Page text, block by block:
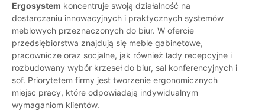
Ergosystem koncentruje swoją działalność na
dostarczaniu innowacyjnych i praktycznych systemów
meblowych przeznaczonych do biur. W ofercie
przedsiębiorstwa znajdują się meble gabinetowe,
pracownicze oraz socjalne, jak również lady recepcyjne i
rozbudowany wybór krzeseł do biur, sal konferencyjnych i
sof. Priorytetem firmy jest tworzenie ergonomicznych
miejsc pracy, które odpowiadają indywidualnym
wymaganiom klientów.